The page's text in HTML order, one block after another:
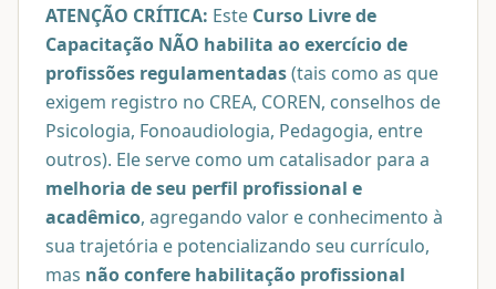
ATENÇÃO CRÍTICA: Este Curso Livre de
Capacitação NÃO habilita ao exercício de
profissões regulamentadas(tais como as que
exigem registro no CREA, COREN, conselhos de
Psicologia, Fonoaudiologia, Pedagogia, entre
outros). Ele serve como um catalisador para a
melhoria de seu perfil profissional e
acadêmico, agregando valor e conhecimento à
sua trajetória e potencializando seu currículo,
mas não confere habilitação profissional